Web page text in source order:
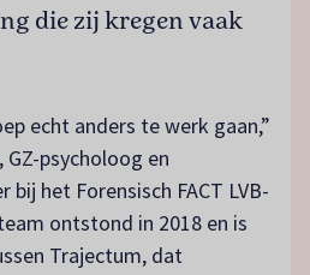
die zij kregen vaak
echt anders te werk gaan,”
psycholoog en
het Forensisch FACT LVB-
ontstond in 2018 en is
Trajectum, dat